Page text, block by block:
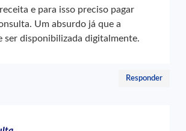
e para isso preciso pagar
Um absurdo já que a
ser disponibilizada digitalmente.
Responder